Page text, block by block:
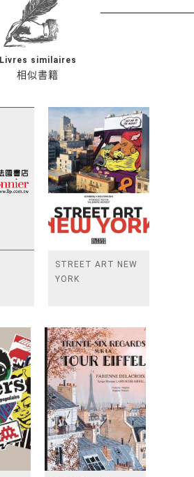
相似書籍
Livres similaires
STREET ART NEW
YORK